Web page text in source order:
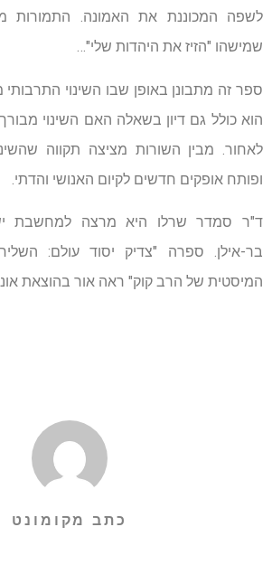
לשפה המכוננת את האמונה. התמורות
שמישהו "הזיז את היהדות שלי"…
ספר זה מתבונן באופן שבו השינוי
הוא כולל גם דיון בשאלה האם השינוי
לאחור. מבין השורות מציצה תקווה
ופותח אופקים חדשים לקיום האנושי והדתי.
ד"ר סמדר שרלו היא מרצה למחשבת
בר-אילן. ספרה "צדיק יסוד עולם:
המיסטית של הרב קוק" ראה אור בהוצאת
כתב מקומונט